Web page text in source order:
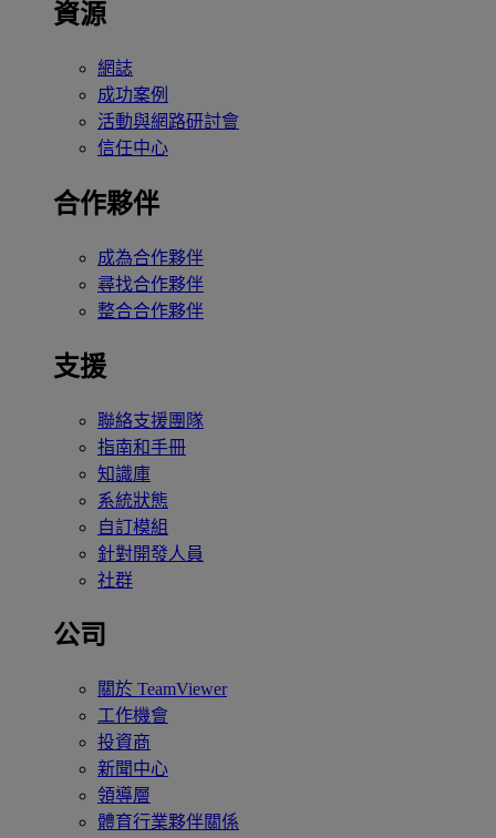
資源
網誌
成功案例
活動與網路研討會
信任中心
合作夥伴
成為合作夥伴
尋找合作夥伴
整合合作夥伴
支援
聯絡支援團隊
指南和手冊
知識庫
系統狀態
自訂模組
針對開發人員
社群
公司
關於 TeamViewer
工作機會
投資商
新聞中心
領導層
體育行業夥伴關係